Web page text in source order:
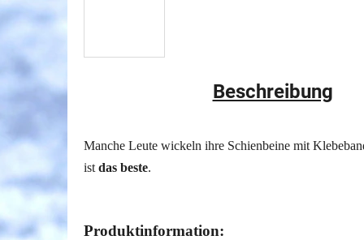
Beschreibung
Manche Leute wickeln ihre Schienbeine mit
ist das beste.
Produktinformation: